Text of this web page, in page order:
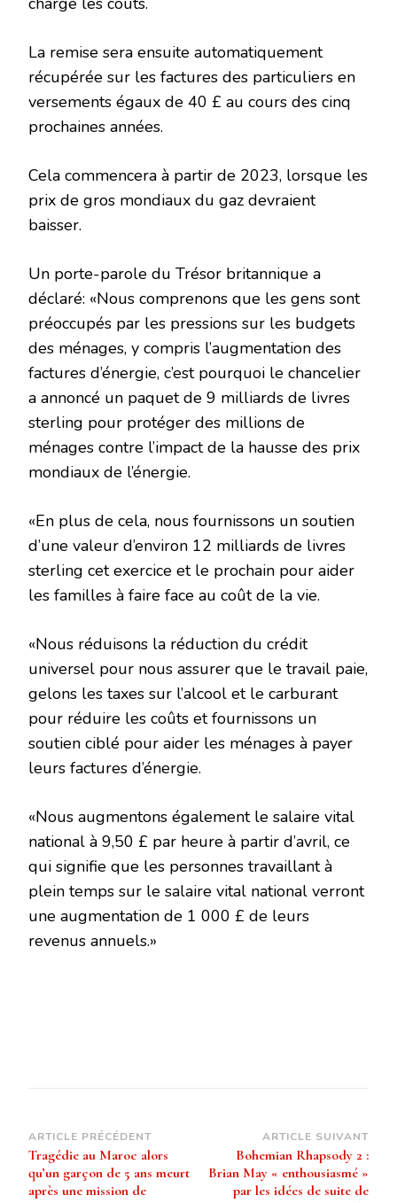
La remise sera ensuite automatiquement
récupérée sur les factures des particuliers en
versements égaux de 40 £ au cours des cinq
prochaines années.
Cela commencera à partir de 2023, lorsque les
prix de gros mondiaux du gaz devraient
baisser.
Un porte-parole du Trésor britannique a
déclaré: «Nous comprenons que les gens sont
préoccupés par les pressions sur les budgets
des ménages, y compris l’augmentation des
factures d’énergie, c’est pourquoi le chancelier
a annoncé un paquet de 9 milliards de livres
sterling pour protéger des millions de
ménages contre l’impact de la hausse des prix
mondiaux de l’énergie.
«En plus de cela, nous fournissons un soutien
d’une valeur d’environ 12 milliards de livres
sterling cet exercice et le prochain pour aider
les familles à faire face au coût de la vie.
«Nous réduisons la réduction du crédit
universel pour nous assurer que le travail paie,
gelons les taxes sur l’alcool et le carburant
pour réduire les coûts et fournissons un
soutien ciblé pour aider les ménages à payer
leurs factures d’énergie.
«Nous augmentons également le salaire vital
national à 9,50 £ par heure à partir d’avril, ce
qui signifie que les personnes travaillant à
plein temps sur le salaire vital national verront
une augmentation de 1 000 £ de leurs
revenus annuels.»
Navigation
d’article
ARTICLE PRÉCÉDENT
Tragédie au Maroc alors
qu’un garçon de 5 ans meurt
après une mission de
ARTICLE SUIVANT
Bohemian Rhapsody 2 :
Brian May « enthousiasmé »
par les idées de suite de